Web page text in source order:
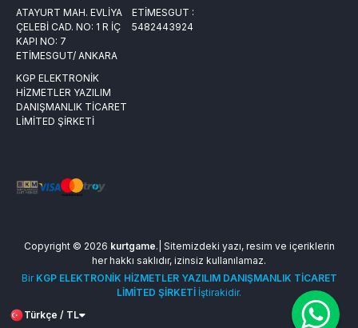
ATAYURT MAH. EVLİYA
ÇELEBİ CAD. NO: 1 R İÇ
KAPI NO: 7
ETİMESGUT/ ANKARA
ETİMESGUT :
5482443924
KGP ELEKTRONİK
HİZMETLER YAZILIM
DANIŞMANLIK TİCARET
LİMİTED ŞİRKETİ
Copyright © 2026 kurtgame.| Sitemizdeki yazı, resim ve içeriklerin
her hakkı saklıdır, izinsiz kullanılamaz.
Bir KGP ELEKTRONİK HİZMETLER YAZILIM DANIŞMANLIK TİCARET
LİMİTED ŞİRKETİ İştirakidir.
Türkçe / TL